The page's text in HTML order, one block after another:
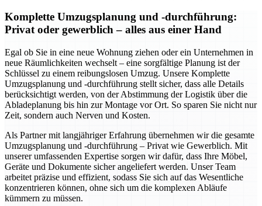
Komplette Umzugsplanung und -durchführung:
Privat oder gewerblich – alles aus einer Hand
Egal ob Sie in eine neue Wohnung ziehen oder ein Unternehmen in
neue Räumlichkeiten wechselt – eine sorgfältige Planung ist der
Schlüssel zu einem reibungslosen Umzug. Unsere Komplette
Umzugsplanung und -durchführung stellt sicher, dass alle Details
berücksichtigt werden, von der Abstimmung der Logistik über die
Abladeplanung bis hin zur Montage vor Ort. So sparen Sie nicht nur
Zeit, sondern auch Nerven und Kosten.
Als Partner mit langjähriger Erfahrung übernehmen wir die gesamte
Umzugsplanung und -durchführung – Privat wie Gewerblich. Mit
unserer umfassenden Expertise sorgen wir dafür, dass Ihre Möbel,
Geräte und Dokumente sicher angeliefert werden. Unser Team
arbeitet präzise und effizient, sodass Sie sich auf das Wesentliche
konzentrieren können, ohne sich um die komplexen Abläufe
kümmern zu müssen.